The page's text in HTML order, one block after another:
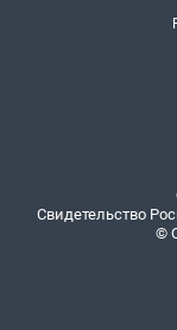
Свидетельство
©